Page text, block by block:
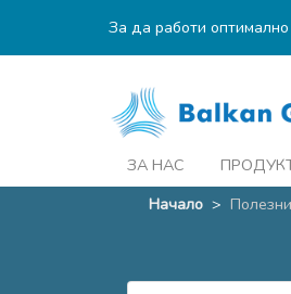
За да работи оптимално
ЗА НАС
Начало >